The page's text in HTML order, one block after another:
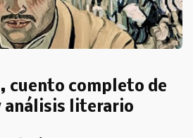
cuento completo de
análisis literario